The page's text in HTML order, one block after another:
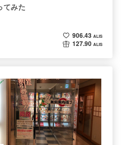
てみた
906.43 ALIS
127.90 ALIS